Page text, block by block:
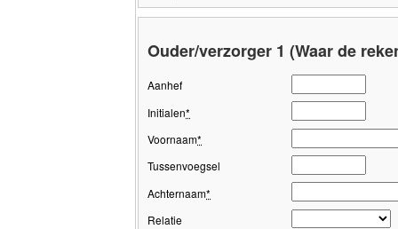
Ouder/verzorger 1 (Waar de
Aanhef
Initialen*
Voornaam*
Tussenvoegsel
Achternaam*
Relatie